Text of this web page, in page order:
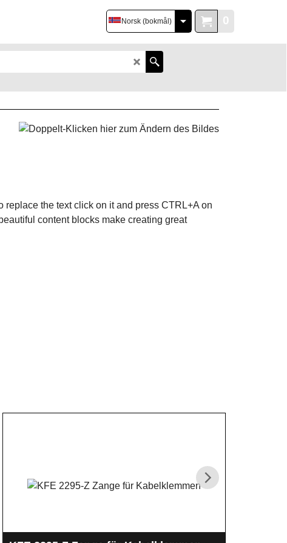
0
Norsk (bokmål)
the text click on it and press CTRL+A on
content blocks make creating great